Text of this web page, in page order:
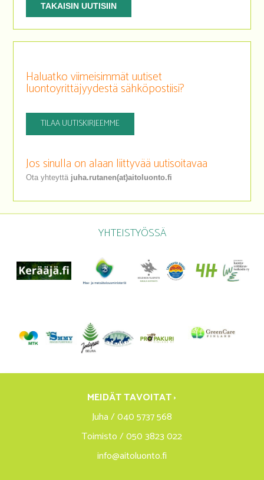
TAKAISIN UUTISIIN
Haluatko viimeisimmät uutiset
luontoyrittäjyydestä sähköpostiisi?
TILAA UUTISKIRJEEMME
Jos sinulla on alaan liittyvää uutisoitavaa
Ota yhteyttä juha.rutanen(at)aitoluonto.fi
YHTEISTYÖSSÄ
MEIDÄT TAVOITAT ›
Juha / 040 5737 568
Toimisto / 050 3823 022
info@aitoluonto.fi